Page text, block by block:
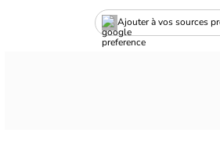
Ajouter à vos sources